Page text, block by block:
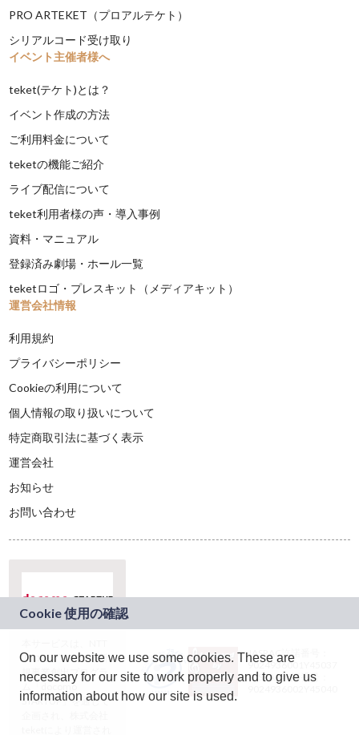
PRO ARTEKET（プロアルテケト）
シリアルコード受け取り
イベント主催者様へ
teket(テケト)とは？
イベント作成の方法
ご利用料金について
teketの機能ご紹介
ライブ配信について
teket利用者様の声・導入事例
資料・マニュアル
登録済み劇場・ホール一覧
teketロゴ・プレスキット（メディアキット）
運営会社情報
利用規約
プライバシーポリシー
Cookieの利用について
個人情報の取り扱いについて
特定商取引法に基づく表示
運営会社
お知らせ
お問い合わせ
ドコモグループの新
規事業創出プログラ
ム「docomo
STARTUP」を通じて
JASRAC許諾番号：
9024936001Y45037
JASRAC許諾番号：
On our website we use some cookies. These are
necessary for our site to work properly and to give us
information about how our site is used.